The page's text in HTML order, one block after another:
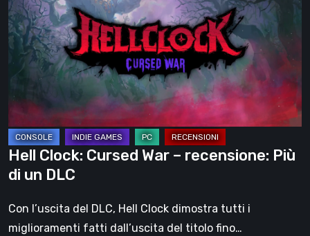
Cursed
War
–
recensione:
di
un
DLC
Hell Clock: Cursed War – recensione: Più
di un DLC
Con l’uscita del DLC, Hell Clock dimostra tutti i
miglioramenti fatti dall’uscita del titolo fino…